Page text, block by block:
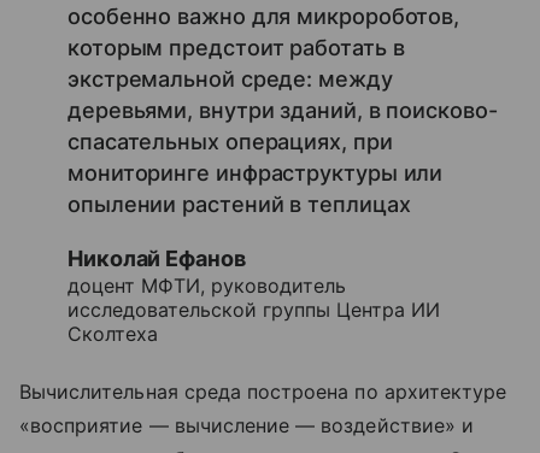
особенно важно для микророботов,
которым предстоит работать в
экстремальной среде: между
деревьями, внутри зданий, в поисково-
спасательных операциях, при
мониторинге инфраструктуры или
опылении растений в теплицах
Николай Ефанов
доцент МФТИ, руководитель
исследовательской группы Центра ИИ
Сколтеха
Вычислительная среда построена по архитектуре
«восприятие — вычисление — воздействие» и